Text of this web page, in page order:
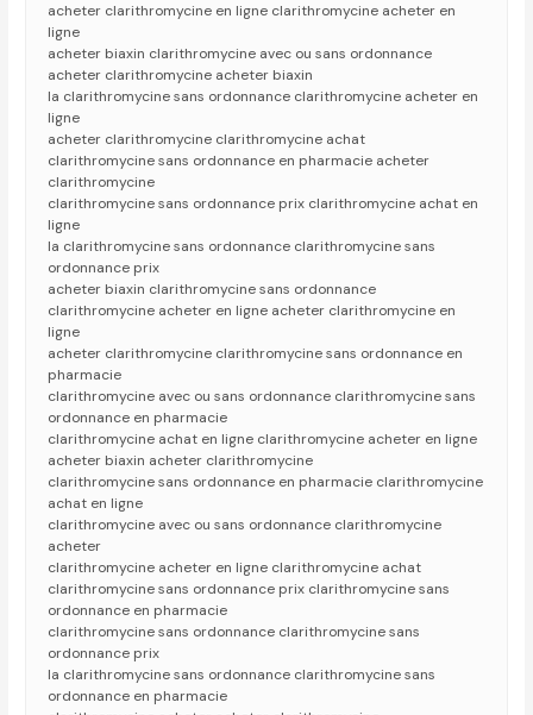
acheter clarithromycine en ligne clarithromycine acheter en
ligne
acheter biaxin clarithromycine avec ou sans ordonnance
acheter clarithromycine acheter biaxin
la clarithromycine sans ordonnance clarithromycine acheter en
ligne
acheter clarithromycine clarithromycine achat
clarithromycine sans ordonnance en pharmacie acheter
clarithromycine
clarithromycine sans ordonnance prix clarithromycine achat en
ligne
la clarithromycine sans ordonnance clarithromycine sans
ordonnance prix
acheter biaxin clarithromycine sans ordonnance
clarithromycine acheter en ligne acheter clarithromycine en
ligne
acheter clarithromycine clarithromycine sans ordonnance en
pharmacie
clarithromycine avec ou sans ordonnance clarithromycine sans
ordonnance en pharmacie
clarithromycine achat en ligne clarithromycine acheter en ligne
acheter biaxin acheter clarithromycine
clarithromycine sans ordonnance en pharmacie clarithromycine
achat en ligne
clarithromycine avec ou sans ordonnance clarithromycine
acheter
clarithromycine acheter en ligne clarithromycine achat
clarithromycine sans ordonnance prix clarithromycine sans
ordonnance en pharmacie
clarithromycine sans ordonnance clarithromycine sans
ordonnance prix
la clarithromycine sans ordonnance clarithromycine sans
ordonnance en pharmacie